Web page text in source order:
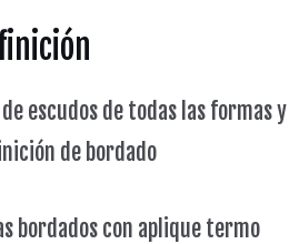
escudos de todas las formas y
de bordado
bordados con aplique termo